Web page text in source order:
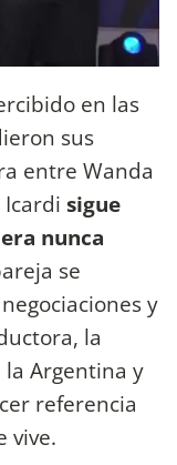
en las
sus
entre Wanda
Icardi sigue
nunca
se
y
la
la Argentina y
referencia
vive.